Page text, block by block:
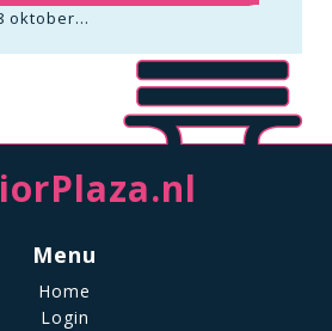
oktober...
Menu
Home
Login